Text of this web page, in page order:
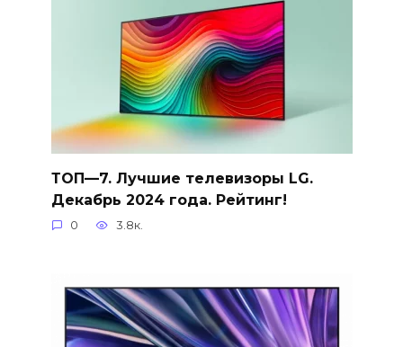
ТОП—7. Лучшие телевизоры LG.
Декабрь 2024 года. Рейтинг!
0 3.8к.